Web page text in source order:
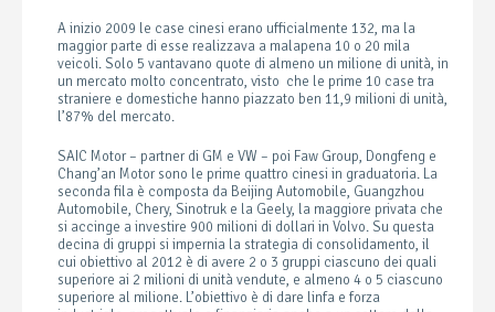
A inizio 2009 le case cinesi erano ufficialmente 132, ma la
maggior parte di esse realizzava a malapena 10 o 20 mila
veicoli. Solo 5 vantavano quote di almeno un milione di unità, in
un mercato molto concentrato, visto che le prime 10 case tra
straniere e domestiche hanno piazzato ben 11,9 milioni di unità,
l’87% del mercato.
SAIC Motor – partner di GM e VW – poi Faw Group, Dongfeng e
Chang’an Motor sono le prime quattro cinesi in graduatoria. La
seconda fila è composta da Beijing Automobile, Guangzhou
Automobile, Chery, Sinotruk e la Geely, la maggiore privata che
si accinge a investire 900 milioni di dollari in Volvo. Su questa
decina di gruppi si impernia la strategia di consolidamento, il
cui obiettivo al 2012 è di avere 2 o 3 gruppi ciascuno dei quali
superiore ai 2 milioni di unità vendute, e almeno 4 o 5 ciascuno
superiore al milione. L’obiettivo è di dare linfa e forza